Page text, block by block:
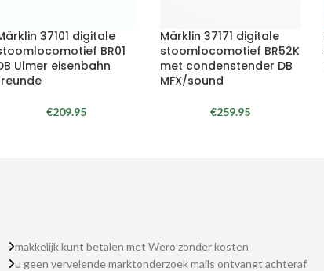
37101 digitale
BR01
Ulmer eisenbahn
€209.95
Märklin 37171 digitale
stoomlocomotief BR52K
met condenstender DB
MFX/sound
€259.95
makkelijk kunt betalen met Wero zonder kosten
u geen vervelende marktonderzoek mails ontvangt achteraf